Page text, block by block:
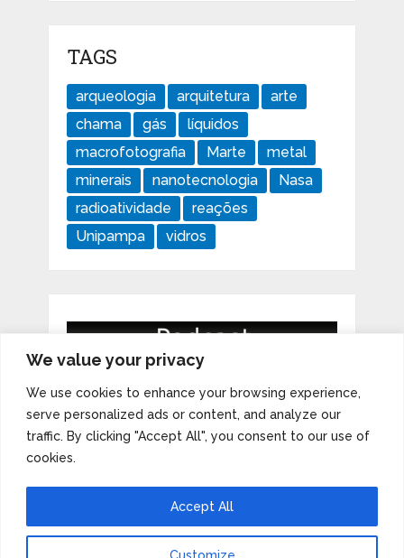
We value your privacy
We use cookies to enhance your browsing experience,
serve personalized ads or content, and analyze our
traffic. By clicking "Accept All", you consent to our use of
cookies.
Customize
Accept All
TAGS
arqueologia arquitetura
arte
chama
gás
líquidos
macrofotografia
Marte
metal
minerais
nanotecnologia
Nasa
radioatividade
reações
Unipampa
vidros